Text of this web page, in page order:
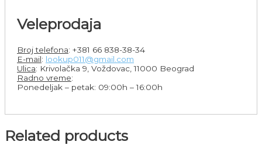
Veleprodaja
Broj telefona: +381 66 838-38-34
E-mail: lookup011@gmail.com
Ulica: Krivolačka 9, Voždovac, 11000 Beograd
Radno vreme:
Ponedeljak – petak: 09:00h – 16:00h
Related products